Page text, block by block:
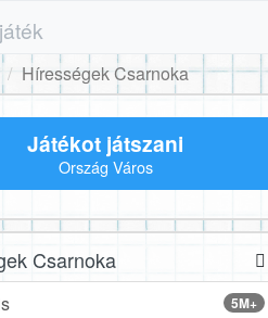
Hírességek Csarnoka
Játékot játszani
Ország Város
Csarnoka
5M+